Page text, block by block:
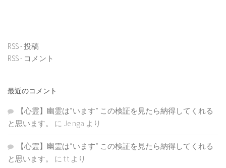
RSS - 投稿
RSS - コメント
最近のコメント
【心霊】幽霊は“います” この検証を見たら納得してくれる
と思います。
に Je nga より
【心霊】幽霊は“います” この検証を見たら納得してくれる
と思います。
に t t より